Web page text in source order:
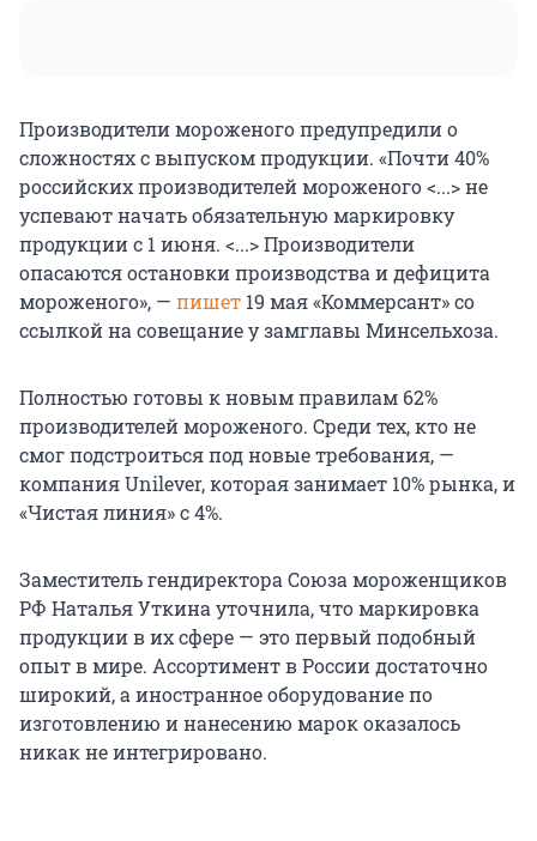
Производители мороженого предупредили о
сложностях с выпуском продукции. «Почти 40%
российских производителей мороженого <...> не
успевают начать обязательную маркировку
продукции с 1 июня. <...> Производители
опасаются остановки производства и дефицита
мороженого», — пишет 19 мая «Коммерсант» со
ссылкой на совещание у замглавы Минсельхоза.
Полностью готовы к новым правилам 62%
производителей мороженого. Среди тех, кто не
смог подстроиться под новые требования, —
компания Unilever, которая занимает 10% рынка, и
«Чистая линия» с 4%.
Заместитель гендиректора Союза мороженщиков
РФ Наталья Уткина уточнила, что маркировка
продукции в их сфере — это первый подобный
опыт в мире. Ассортимент в России достаточно
широкий, а иностранное оборудование по
изготовлению и нанесению марок оказалось
никак не интегрировано.